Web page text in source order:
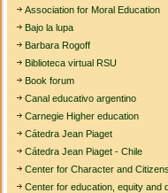
Association for Moral Education
Bajo la lupa
Barbara Rogoff
Biblioteca virtual RSU
Book forum
Canal educativo argentino
Carnegie Higher education
Cátedra Jean Piaget
Cátedra Jean Piaget - Chile
Center for Character and
Center for education, equity and